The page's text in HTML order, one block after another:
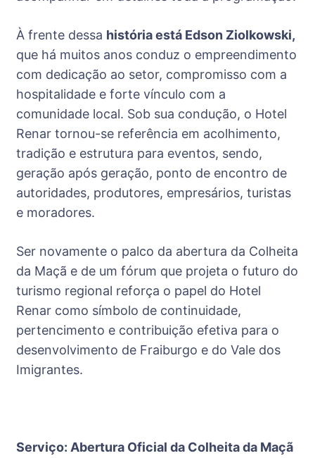
À frente dessa história está Edson Ziolkowski,
que há muitos anos conduz o empreendimento
com dedicação ao setor, compromisso com a
hospitalidade e forte vínculo com a
comunidade local. Sob sua condução, o Hotel
Renar tornou-se referência em acolhimento,
tradição e estrutura para eventos, sendo,
geração após geração, ponto de encontro de
autoridades, produtores, empresários, turistas
e moradores.
Ser novamente o palco da abertura da Colheita
da Maçã e de um fórum que projeta o futuro do
turismo regional reforça o papel do Hotel
Renar como símbolo de continuidade,
pertencimento e contribuição efetiva para o
desenvolvimento de Fraiburgo e do Vale dos
Imigrantes.
Serviço: Abertura Oficial da Colheita da Maçã